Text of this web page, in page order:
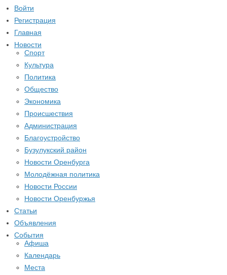
Войти
Регистрация
Главная
Новости
Спорт
Культура
Политика
Общество
Экономика
Происшествия
Администрация
Благоустройство
Бузулукский район
Новости Оренбурга
Молодёжная политика
Новости России
Новости Оренбуржья
Статьи
Объявления
События
Афиша
Календарь
Места